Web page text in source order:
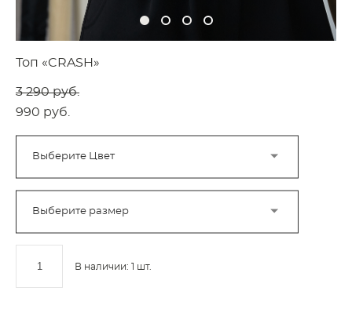
Топ «CRASH»
3 290 pуб.
990 pуб.
Выберите Цвет
Выберите размер
В наличии: 1 шт.